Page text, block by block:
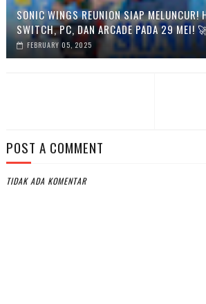
SONIC WINGS REUNION SIAP
SWITCH, PC, DAN ARCADE PADA 29 MEI!
FEBRUARY 05, 2025
POST A COMMENT
TIDAK ADA KOMENTAR